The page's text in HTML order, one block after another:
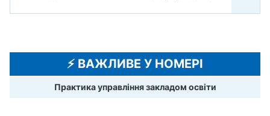
⚡️ ВАЖЛИВЕ У НОМЕРІ
Практика управління закладом освіти